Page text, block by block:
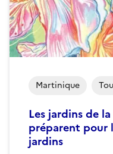
Les jardins de
préparent pour
jardins
Martinique